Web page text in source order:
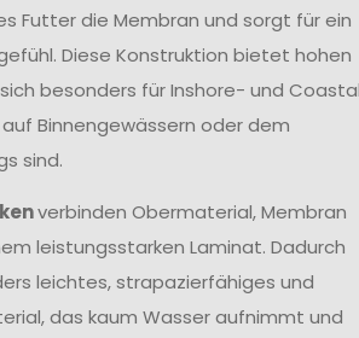
Futter die Membran und sorgt für ein
Diese Konstruktion bietet hohen
besonders für Inshore- und
Binnengewässern oder dem
sind.
verbinden Obermaterial, Membran
leistungsstarken Laminat. Dadurch
leichtes, strapazierfähiges und
das kaum Wasser aufnimmt und